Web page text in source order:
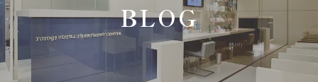
BLOG